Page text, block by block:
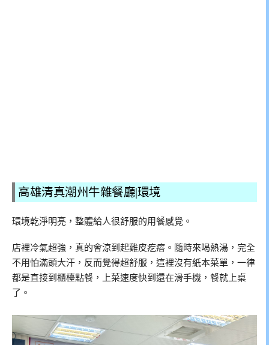
高雄清真潮州牛雜餐廳|環境
環境乾淨明亮，整體給人很舒服的用餐感覺。
店裡冷氣超強，真的會涼到起雞皮疙瘩。隨時來喝熱湯，完全
不用怕滿頭大汗，反而覺得超舒服，這裡沒有紙本菜單，一律
都是直接到櫃檯點餐，上菜速度快到還在滑手機，餐就上桌
了。